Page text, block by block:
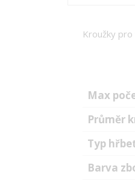
Kroužky
Max
Průměr
Typ
Barva